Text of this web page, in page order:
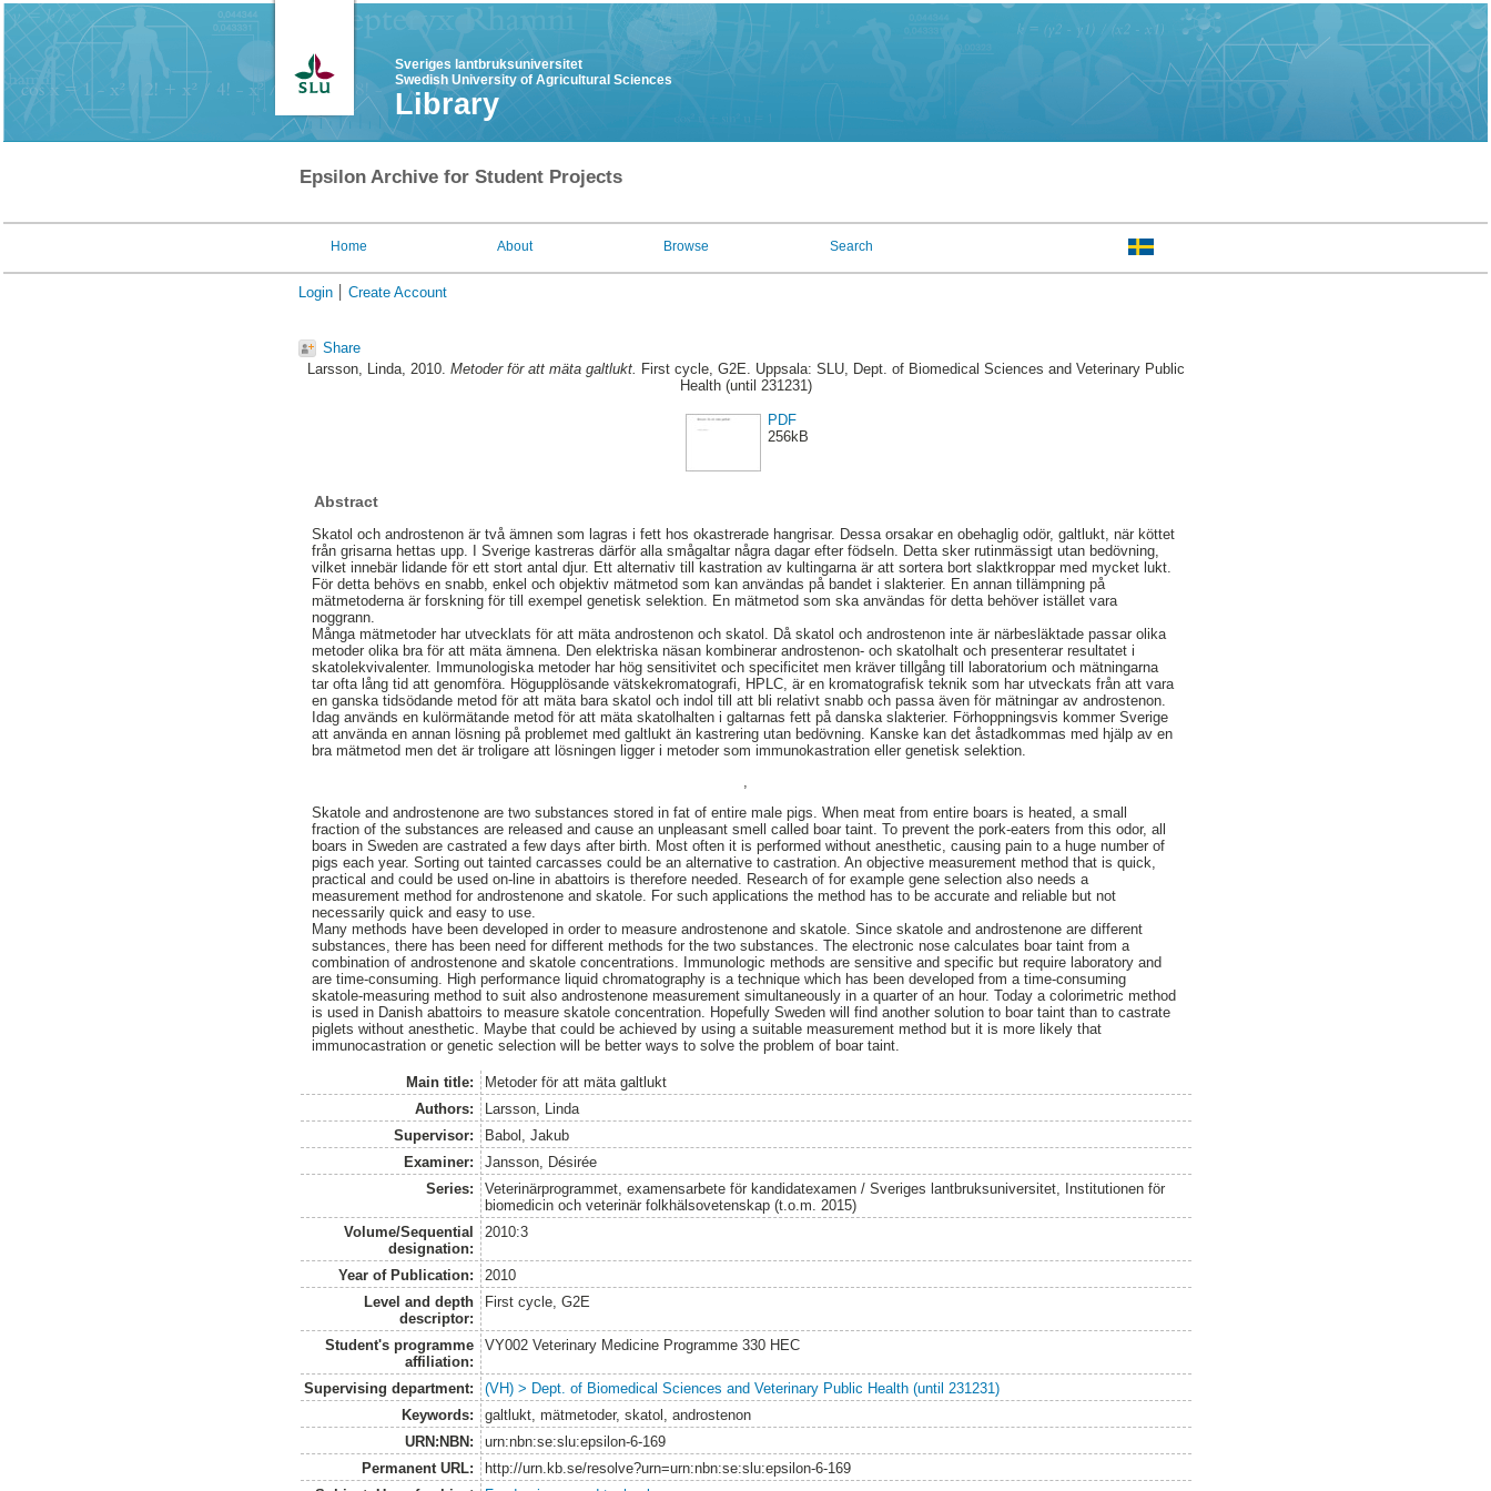
Sveriges lantbruksuniversitet
Swedish University of Agricultural Sciences
Library
Epsilon Archive for Student Projects
Home About Browse Search
Login Create Account
Share
Larsson, Linda, 2010. Metoder för att mäta galtlukt. First cycle, G2E. Uppsala: SLU, Dept. of Biomedical Sciences and Veterinary Public
Health (until 231231)
PDF
256kB
Abstract
Skatol och androstenon är två ämnen som lagras i fett hos okastrerade hangrisar. Dessa orsakar en obehaglig odör, galtlukt, när köttet
från grisarna hettas upp. I Sverige kastreras därför alla smågaltar några dagar efter födseln. Detta sker rutinmässigt utan bedövning,
vilket innebär lidande för ett stort antal djur. Ett alternativ till kastration av kultingarna är att sortera bort slaktkroppar med mycket lukt.
För detta behövs en snabb, enkel och objektiv mätmetod som kan användas på bandet i slakterier. En annan tillämpning på
mätmetoderna är forskning för till exempel genetisk selektion. En mätmetod som ska användas för detta behöver istället vara
noggrann.
Många mätmetoder har utvecklats för att mäta androstenon och skatol. Då skatol och androstenon inte är närbesläktade passar olika
metoder olika bra för att mäta ämnena. Den elektriska näsan kombinerar androstenon- och skatolhalt och presenterar resultatet i
skatolekvivalenter. Immunologiska metoder har hög sensitivitet och specificitet men kräver tillgång till laboratorium och mätningarna
tar ofta lång tid att genomföra. Högupplösande vätskekromatografi, HPLC, är en kromatografisk teknik som har utveckats från att vara
en ganska tidsödande metod för att mäta bara skatol och indol till att bli relativt snabb och passa även för mätningar av androstenon.
Idag används en kulörmätande metod för att mäta skatolhalten i galtarnas fett på danska slakterier. Förhoppningsvis kommer Sverige
att använda en annan lösning på problemet med galtlukt än kastrering utan bedövning. Kanske kan det åstadkommas med hjälp av en
bra mätmetod men det är troligare att lösningen ligger i metoder som immunokastration eller genetisk selektion.
Skatole and androstenone are two substances stored in fat of entire male pigs. When meat from entire boars is heated, a small
fraction of the substances are released and cause an unpleasant smell called boar taint. To prevent the pork-eaters from this odor, all
boars in Sweden are castrated a few days after birth. Most often it is performed without anesthetic, causing pain to a huge number of
pigs each year. Sorting out tainted carcasses could be an alternative to castration. An objective measurement method that is quick,
practical and could be used on-line in abattoirs is therefore needed. Research of for example gene selection also needs a
measurement method for androstenone and skatole. For such applications the method has to be accurate and reliable but not
necessarily quick and easy to use.
Many methods have been developed in order to measure androstenone and skatole. Since skatole and androstenone are different
substances, there has been need for different methods for the two substances. The electronic nose calculates boar taint from a
combination of androstenone and skatole concentrations. Immunologic methods are sensitive and specific but require laboratory and
are time-consuming. High performance liquid chromatography is a technique which has been developed from a time-consuming
skatole-measuring method to suit also androstenone measurement simultaneously in a quarter of an hour. Today a colorimetric method
is used in Danish abattoirs to measure skatole concentration. Hopefully Sweden will find another solution to boar taint than to castrate
piglets without anesthetic. Maybe that could be achieved by using a suitable measurement method but it is more likely that
immunocastration or genetic selection will be better ways to solve the problem of boar taint.
Main title:
Metoder för att mäta galtlukt
Authors:
Larsson, Linda
Supervisor:
Babol, Jakub
Examiner:
Jansson, Désirée
Series:
Veterinärprogrammet, examensarbete för kandidatexamen / Sveriges lantbruksuniversitet, Institutionen för
biomedicin och veterinär folkhälsovetenskap (t.o.m. 2015)
Volume/Sequential
designation:
2010:3
Year of Publication:
2010
Level and depth
descriptor:
First cycle, G2E
Student's programme
affiliation:
VY002 Veterinary Medicine Programme 330 HEC
Supervising department:
(VH) > Dept. of Biomedical Sciences and Veterinary Public Health (until 231231)
Keywords:
galtlukt, mätmetoder, skatol, androstenon
URN:NBN:
urn:nbn:se:slu:epsilon-6-169
Permanent URL:
http://urn.kb.se/resolve?urn=urn:nbn:se:slu:epsilon-6-169